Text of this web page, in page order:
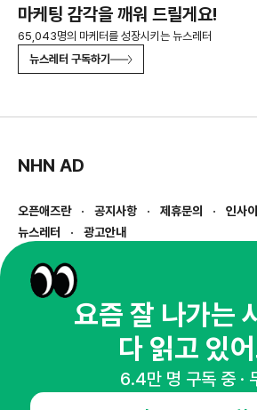
마케팅 감각을 깨워 드릴게요!
65,043명의 마케터를 성장시키는 뉴스레터
뉴스레터 구독하기
NHN AD
오픈애즈란 공지사항 제휴문의
인사
뉴스레터
광고안내
경기도 성남시 분당구 대왕판교로645번길 16
사업자등록번호 : 144-81-27690(
통신판매업신고번호 : 2014-경기성남-1023
호스팅서비스사업자 : 오픈애즈
1800-2198
openads@openads.co.kr
요즘 잘 나가는
다 읽고 있
6.4만 명 구독 중 ·